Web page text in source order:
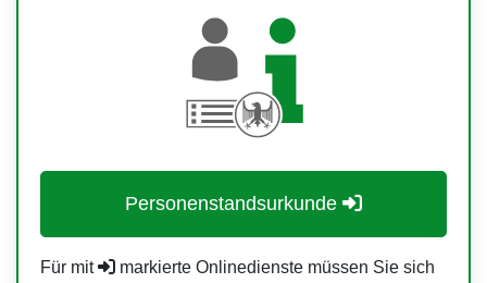
Personenstandsurkunde
Für mit
markierte Onlinedienste müssen Sie sich